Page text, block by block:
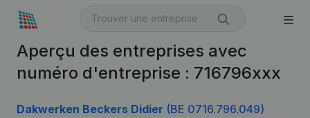
Aperçu des entreprises avec
numéro d'entreprise : 716796xxx
Dakwerken Beckers Didier (BE 0716.796.049)